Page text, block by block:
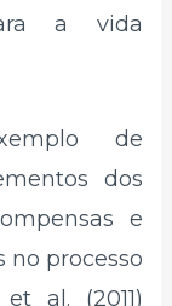
a vida
de
dos
e
no processo
al. (2011)